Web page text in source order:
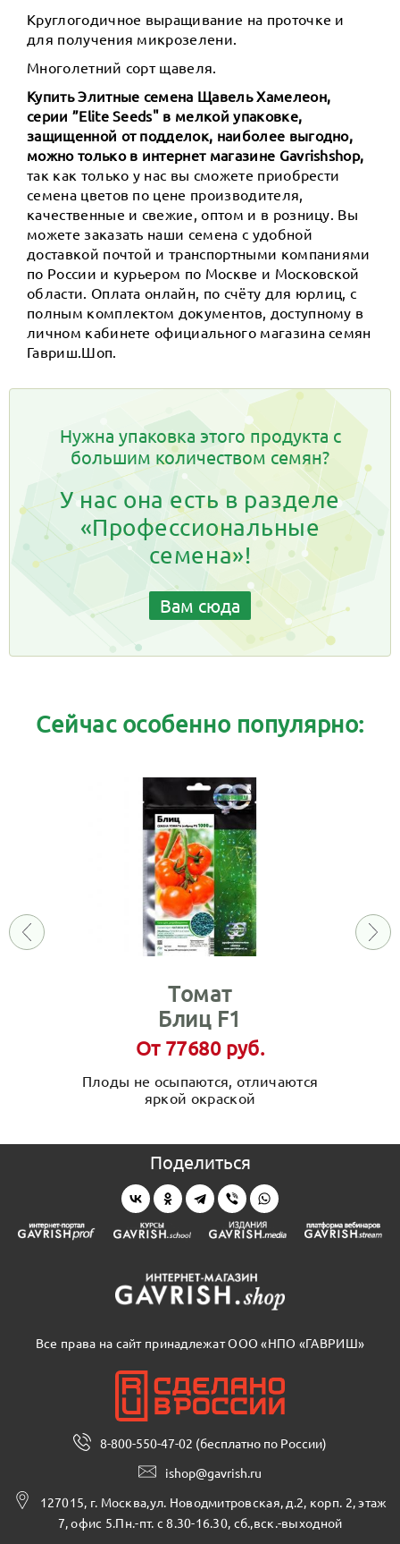
Круглогодичное выращивание на проточке и
для получения микрозелени.
Многолетний сорт щавеля.
Купить Элитные семена Щавель Хамелеон,
серии ”Elite Seeds" в мелкой упаковке,
защищенной от подделок, наиболее выгодно,
можно только в интернет магазине Gavrishshop,
так как только у нас вы сможете приобрести
семена цветов по цене производителя,
качественные и свежие, оптом и в розницу. Вы
можете заказать наши семена с удобной
доставкой почтой и транспортными компаниями
по России и курьером по Москве и Московской
области. Оплата онлайн, по счёту для юрлиц, с
полным комплектом документов, доступному в
личном кабинете официального магазина семян
Гавриш.Шоп.
Нужна упаковка этого продукта с
большим количеством семян?
У нас она есть в разделе
«Профессиональные
семена»!
Вам сюда
Сейчас особенно популярно:
Томат
Блиц F1
От 77680 руб.
Плоды не осыпаются, отличаются
яркой окраской
Поделиться
Все права на сайт принадлежат ООО «НПО «ГАВРИШ»
8-800-550-47-02 (бесплатно по России)
ishop@gavrish.ru
127015, г. Москва,ул. Новодмитровская, д.2, корп. 2, этаж
7, офис 5.Пн.-пт. с 8.30-16.30, сб.,вск.-выходной